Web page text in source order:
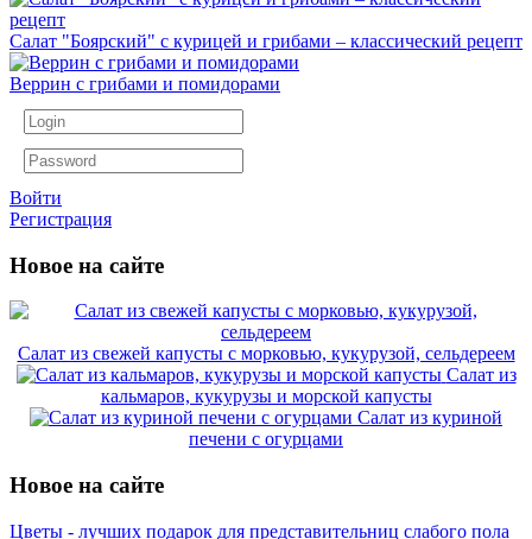
Салат "Боярский" с курицей и грибами – классический рецепт
Веррин с грибами и помидорами
Войти
Регистрация
Новое на сайте
Салат из свежей капусты с морковью, кукурузой, сельдереем
Салат из
кальмаров, кукурузы и морской капусты
Салат из куриной
печени с огурцами
Новое на сайте
Цветы - лучших подарок для представительниц слабого пола